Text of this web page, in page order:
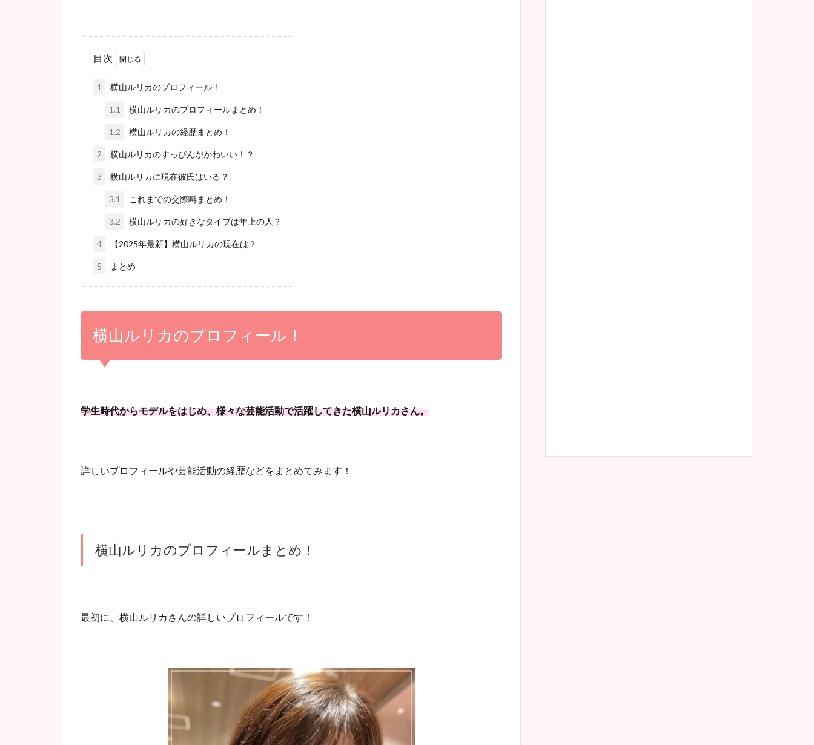
目次
1 横山ルリカのプロフィール！
1.1 横山ルリカのプロフィールまとめ！
1.2 横山ルリカの経歴まとめ！
2 横山ルリカのすっぴんがかわいい！？
3 横山ルリカに現在彼氏はいる？
3.1 これまでの交際噂まとめ！
3.2 横山ルリカの好きなタイプは年上の人？
4 【2025年最新】横山ルリカの現在は？
5 まとめ
横山ルリカのプロフィール！
学生時代からモデルをはじめ、様々な芸能活動で活躍してきた横山ルリカさん。
詳しいプロフィールや芸能活動の経歴などをまとめてみます！
横山ルリカのプロフィールまとめ！
最初に、横山ルリカさんの詳しいプロフィールです！